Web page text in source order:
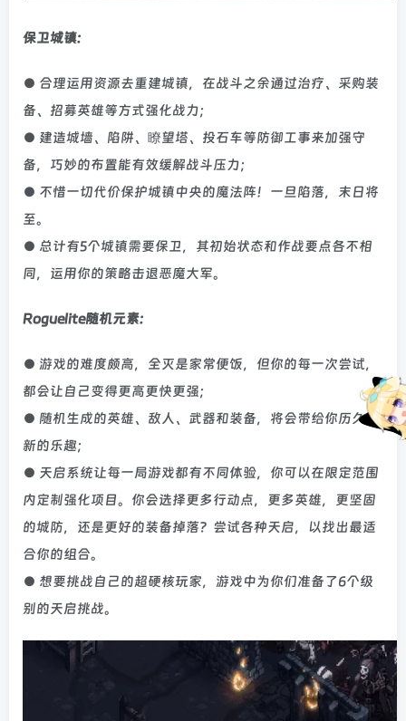
保卫城镇:
● 合理运用资源去重建城镇，在战斗之余通过治疗、采购装
备、招募英雄等方式强化战力；
● 建造城墙、陷阱、瞭望塔、投石车等防御工事来加强守
备，巧妙的布置能有效缓解战斗压力；
● 不惜一切代价保护城镇中央的魔法阵！一旦陷落，末日将
至。
● 总计有5个城镇需要保卫，其初始状态和作战要点各不相
同，运用你的策略击退恶魔大军。
Roguelite随机元素:
● 游戏的难度颇高，全灭是家常便饭，但你的每一次尝试，
都会让自己变得更高更快更强；
● 随机生成的英雄、敌人、武器和装备，将会带给你历久弥
新的乐趣；
● 天启系统让每一局游戏都有不同体验，你可以在限定范围
内定制强化项目。你会选择更多行动点，更多英雄，更坚固
的城防，还是更好的装备掉落？尝试各种天启，以找出最适
合你的组合。
● 想要挑战自己的超硬核玩家，游戏中为你们准备了6个级
别的天启挑战。